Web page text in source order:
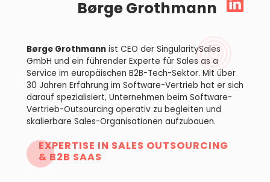
Børge Grothmann
Børge Grothmann ist CEO der SingularitySales
GmbH und ein führender Experte für Sales as a
Service im europäischen B2B-Tech-Sektor. Mit über
30 Jahren Erfahrung im Software-Vertrieb hat er sich
darauf spezialisiert, Unternehmen beim Software-
Vertrieb-Outsourcing operativ zu begleiten und
skalierbare Sales-Organisationen aufzubauen.
EXPERTISE IN SALES OUTSOURCING
& B2B SAAS